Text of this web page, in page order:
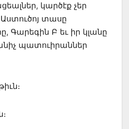
կարծէք չեր
տասը
Գարեգին Բ եւ իր կլանը
պատուիրաններ